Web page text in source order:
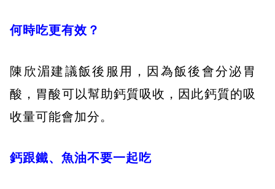
何時吃更有效？
陳欣湄建議飯後服用，因為飯後會分泌胃
酸，胃酸可以幫助鈣質吸收，因此鈣質的吸
收量可能會加分。
鈣跟鐵、魚油不要一起吃